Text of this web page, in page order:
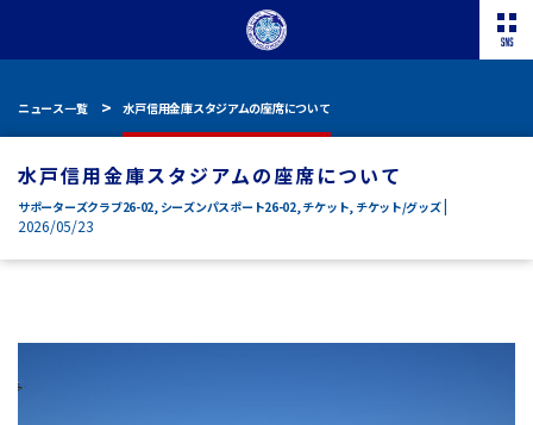
ニュース一覧 水戸信用金庫スタジアムの座席について
水戸信用金庫スタジアムの座席について
サポーターズクラブ26-02, シーズンパスポート26-02,チケット, チケット/グッズ|
2026/05/23